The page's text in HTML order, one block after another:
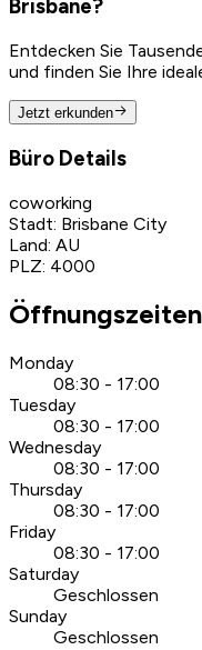
Brisbane?
Entdecken Sie
und finden Sie Ihre
Jetzt erkunden
Büro Details
coworking
Stadt: Brisbane City
Land: AU
PLZ: 4000
Öffnungszeiten
Monday
08:30 - 17:00
Tuesday
08:30 - 17:00
Wednesday
08:30 - 17:00
Thursday
08:30 - 17:00
Friday
08:30 - 17:00
Saturday
Geschlossen
Sunday
Geschlossen